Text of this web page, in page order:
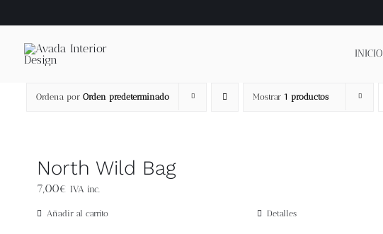
al
INICIO
Ordena por Orden predeterminado Mostrar 1 productos
North Wild Bag
7,00€ IVA inc.
Añadir al carrito Detalles